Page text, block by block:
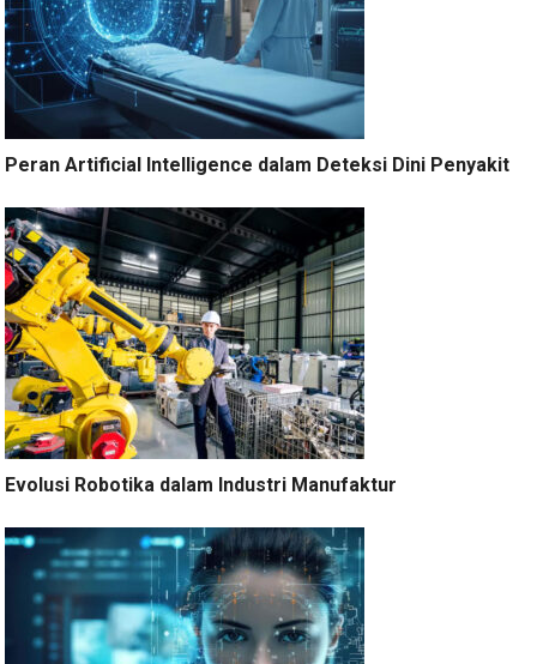
Peran Artificial Intelligence dalam Deteksi Dini Penyakit
Evolusi Robotika dalam Industri Manufaktur